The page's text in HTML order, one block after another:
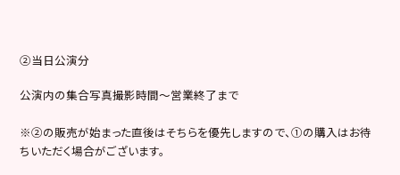
②当日公演分
公演内の集合写真撮影時間～営業終了まで
※②の販売が始まった直後はそちらを優先しますので、①の購入はお待
ちいただく場合がございます。